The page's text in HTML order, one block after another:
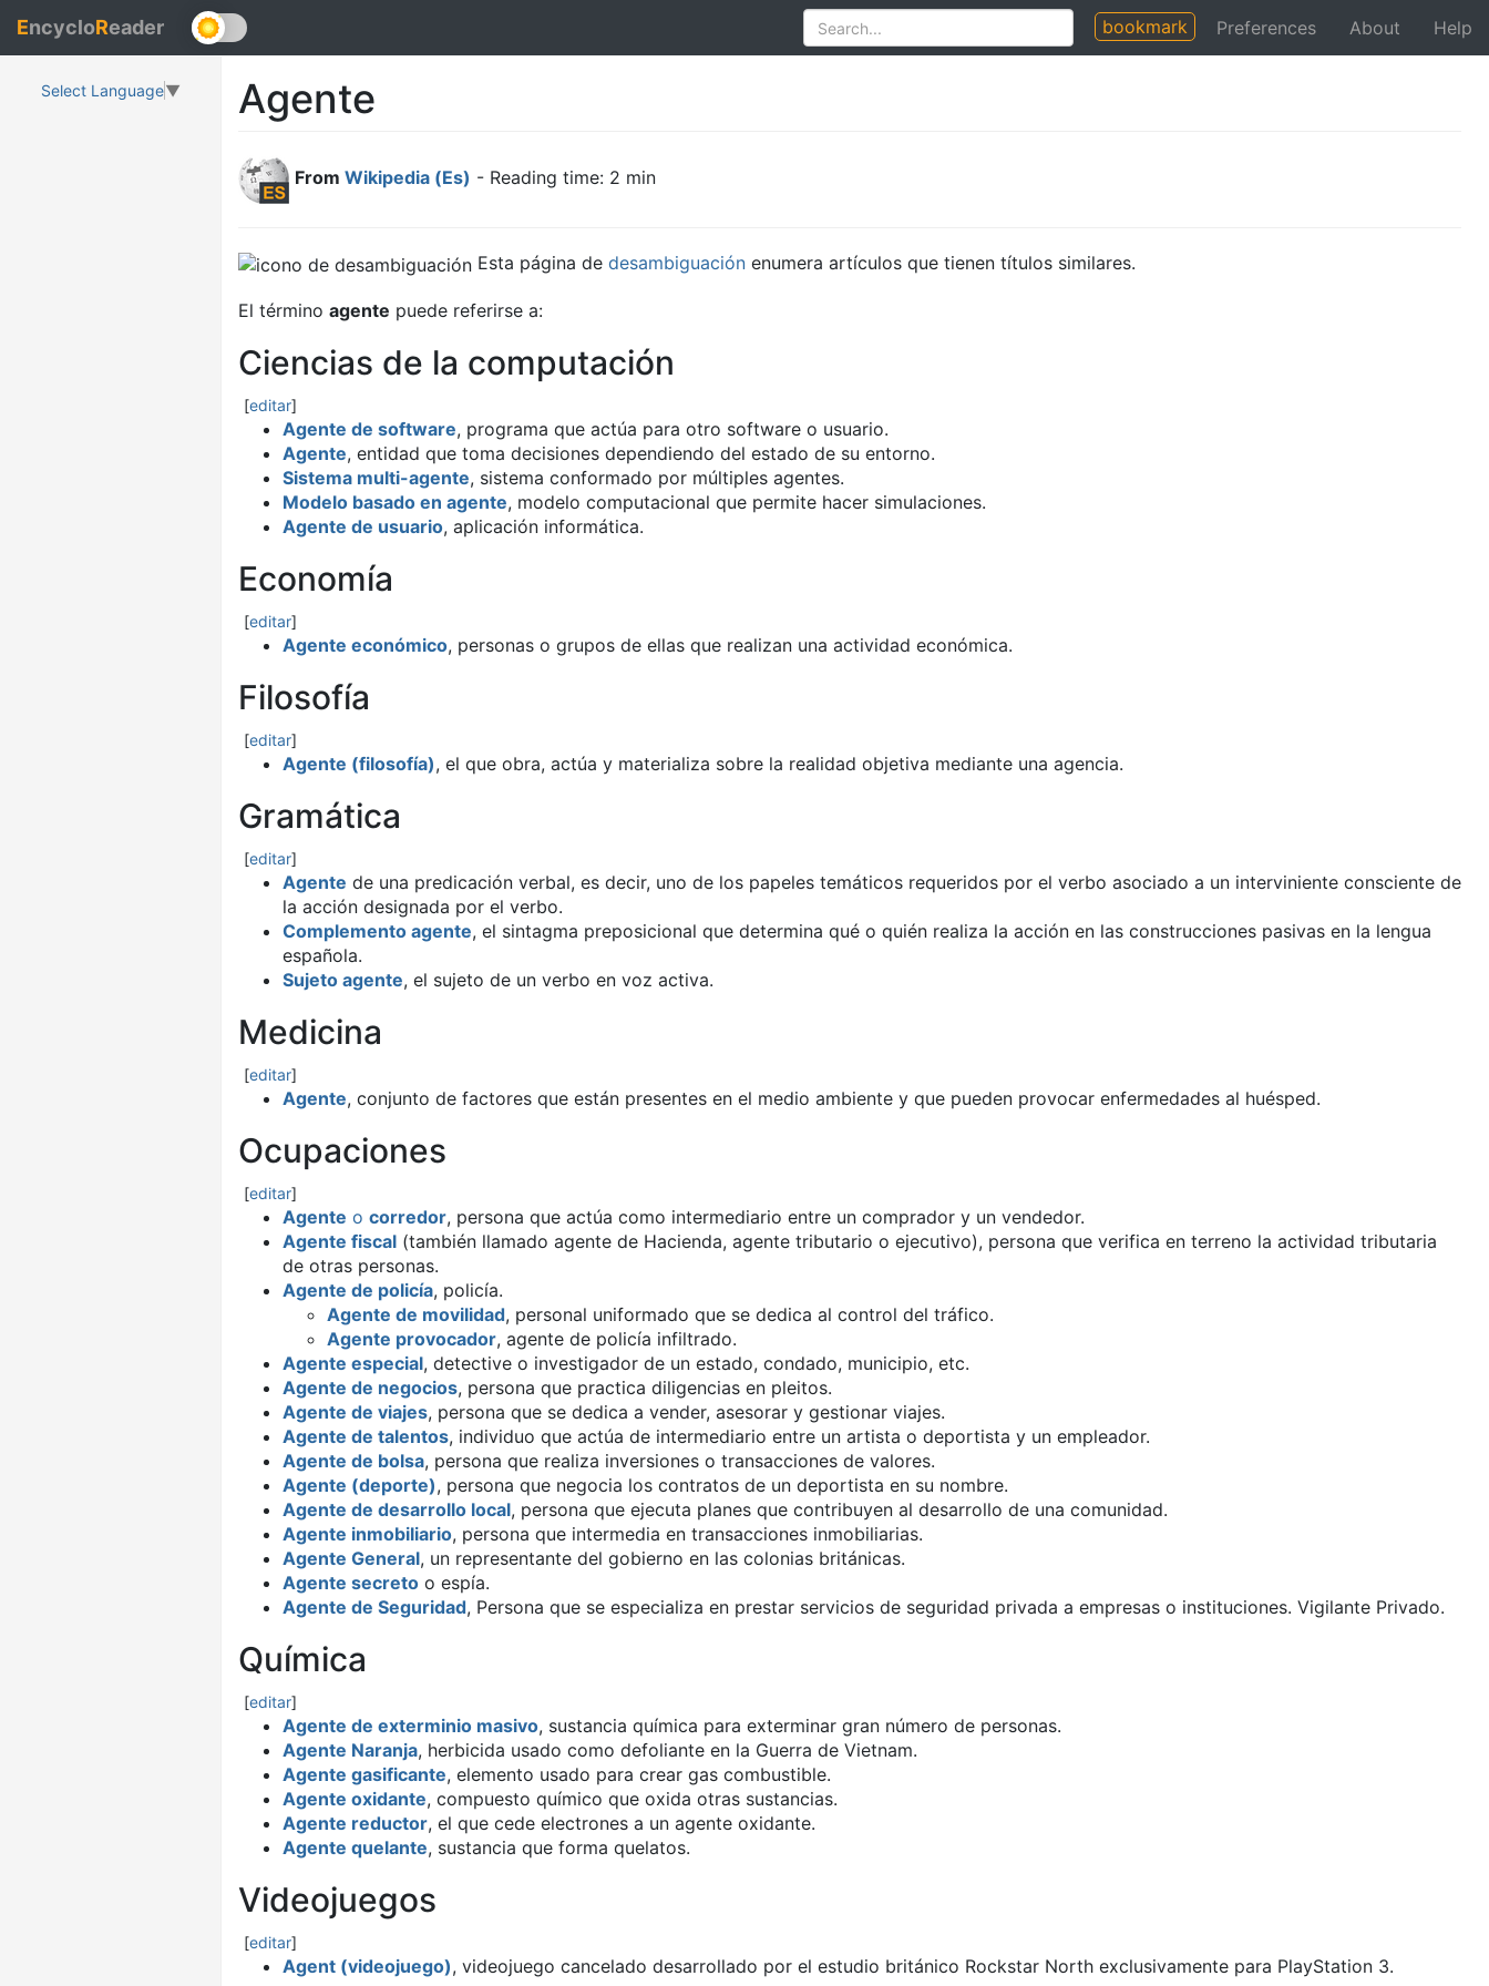
EncycloReader bookmark Preferences About Help
Select Language▼ Agente
From Wikipedia (Es) - Reading time: 2 min
Esta página de desambiguación enumera artículos que tienen títulos similares.
El término agente puede referirse a:
Ciencias de la computación
[editar]
Agente de software, programa que actúa para otro software o usuario.
Agente, entidad que toma decisiones dependiendo del estado de su entorno.
Sistema multi-agente, sistema conformado por múltiples agentes.
Modelo basado en agente, modelo computacional que permite hacer simulaciones.
Agente de usuario, aplicación informática.
Economía
[editar]
Agente económico, personas o grupos de ellas que realizan una actividad económica.
Filosofía
[editar]
Agente (filosofía), el que obra, actúa y materializa sobre la realidad objetiva mediante una agencia.
Gramática
[editar]
Agente de una predicación verbal, es decir, uno de los papeles temáticos requeridos por el verbo asociado a un interviniente consciente de
la acción designada por el verbo.
Complemento agente, el sintagma preposicional que determina qué o quién realiza la acción en las construcciones pasivas en la lengua
española.
Sujeto agente, el sujeto de un verbo en voz activa.
Medicina
[editar]
Agente, conjunto de factores que están presentes en el medio ambiente y que pueden provocar enfermedades al huésped.
Ocupaciones
[editar]
Agente o corredor, persona que actúa como intermediario entre un comprador y un vendedor.
Agente fiscal (también llamado agente de Hacienda, agente tributario o ejecutivo), persona que verifica en terreno la actividad tributaria
de otras personas.
Agente de policía, policía.
Agente de movilidad, personal uniformado que se dedica al control del tráfico.
Agente provocador, agente de policía infiltrado.
Agente especial, detective o investigador de un estado, condado, municipio, etc.
Agente de negocios, persona que practica diligencias en pleitos.
Agente de viajes, persona que se dedica a vender, asesorar y gestionar viajes.
Agente de talentos, individuo que actúa de intermediario entre un artista o deportista y un empleador.
Agente de bolsa, persona que realiza inversiones o transacciones de valores.
Agente (deporte), persona que negocia los contratos de un deportista en su nombre.
Agente de desarrollo local, persona que ejecuta planes que contribuyen al desarrollo de una comunidad.
Agente inmobiliario, persona que intermedia en transacciones inmobiliarias.
Agente General, un representante del gobierno en las colonias británicas.
Agente secreto o espía.
Agente de Seguridad, Persona que se especializa en prestar servicios de seguridad privada a empresas o instituciones. Vigilante Privado.
Química
[editar]
Agente de exterminio masivo, sustancia química para exterminar gran número de personas.
Agente Naranja, herbicida usado como defoliante en la Guerra de Vietnam.
Agente gasificante, elemento usado para crear gas combustible.
Agente oxidante, compuesto químico que oxida otras sustancias.
Agente reductor, el que cede electrones a un agente oxidante.
Agente quelante, sustancia que forma quelatos.
Videojuegos
[editar]
Agent (videojuego), videojuego cancelado desarrollado por el estudio británico Rockstar North exclusivamente para PlayStation 3.